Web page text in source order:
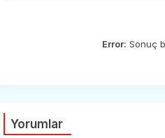
Error: Sonuç
Yorumlar